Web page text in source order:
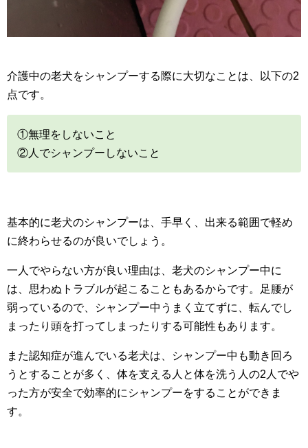
介護中の老犬をシャンプーする際に大切なことは、以下の2
点です。
①無理をしないこと
②人でシャンプーしないこと
基本的に老犬のシャンプーは、手早く、出来る範囲で軽め
に終わらせるのが良いでしょう。
一人でやらない方が良い理由は、老犬のシャンプー中に
は、思わぬトラブルが起こることもあるからです。足腰が
弱っているので、シャンプー中うまく立てずに、転んでし
まったり頭を打ってしまったりする可能性もあります。
また認知症が進んでいる老犬は、シャンプー中も動き回ろ
うとすることが多く、体を支える人と体を洗う人の2人でや
った方が安全で効率的にシャンプーをすることができま
す。